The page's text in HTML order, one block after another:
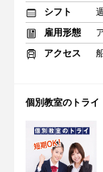
シフト
雇用形態
アクセス
個別教室のトラ